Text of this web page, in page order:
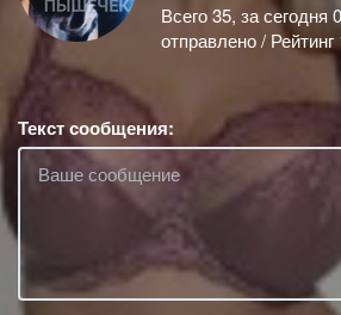
Всего 35, за сегодня
отправлено / Рейтинг
Текст сообщения: